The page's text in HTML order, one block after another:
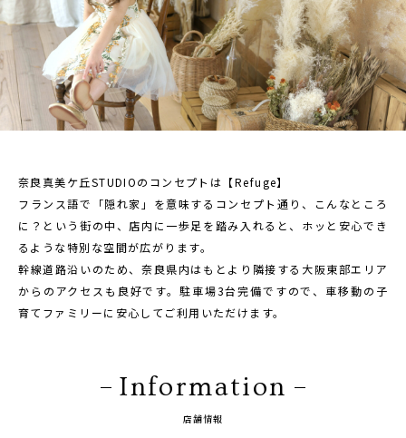
入学・卒業記念
1/2成人式・十歳の祝い
十三祝い・十三参り
マタニティ
1歳誕生日
誕生日
100日祝い・お食い初め
桃の節句・端午の節句
ロケーション撮影・カメラマン
赤ちゃん撮影・ベビーフォト
奈良真美ケ丘STUDIOのコンセプトは【Refuge】
フランス語で「隠れ家」を意味するコンセプト通り、こんなところ
に？という街の中、店内に一歩足を踏み入れると、ホッと安心でき
るような特別な空間が広がります。
幹線道路沿いのため、奈良県内はもとより隣接する大阪東部エリア
からのアクセスも良好です。駐車場3台完備ですので、車移動の子
育てファミリーに安心してご利用いただけます。
Information
店舗情報